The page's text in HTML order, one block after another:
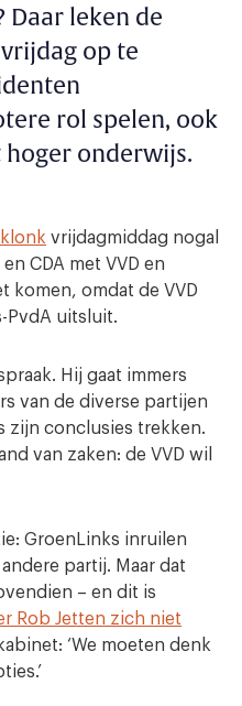
leken de
op te
rol spelen, ook
onderwijs.
klonk vrijdagmiddag nogal
CDA met VVD en
komen, omdat de VVD
PvdA uitsluit.
Hij gaat immers
van de diverse partijen
zijn conclusies trekken.
van zaken: de VVD wil
GroenLinks inruilen
partij. Maar dat
– en dit is
Rob Jetten zich niet
‘We moeten denk